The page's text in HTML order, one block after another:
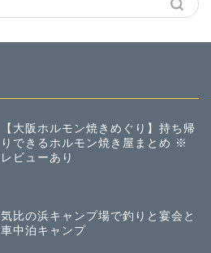
【大阪ホルモン焼きめぐり】持ち帰
りできるホルモン焼き屋まとめ ※
レビューあり
気比の浜キャンプ場で釣りと宴会と
車中泊キャンプ